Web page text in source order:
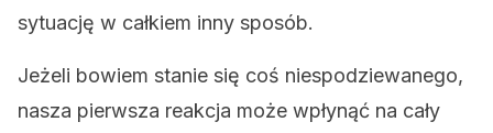
sytuację w całkiem inny sposób.
Jeżeli bowiem stanie się coś niespodziewanego,
nasza pierwsza reakcja może wpłynąć na cały